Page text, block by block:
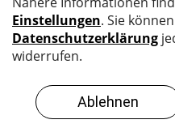
2026EG Elektro